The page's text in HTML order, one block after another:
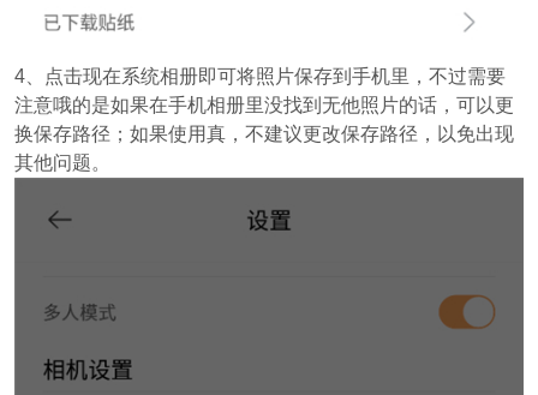
4、点击现在系统相册即可将照片保存到手机里，不过需要
注意哦的是如果在手机相册里没找到无他照片的话，可以更
换保存路径；如果使用真，不建议更改保存路径，以免出现
其他问题。